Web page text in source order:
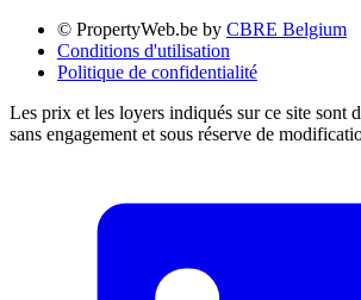
© PropertyWeb.be by CBRE Belgium
Conditions d'utilisation
Politique de confidentialité
Les prix et les loyers indiqués sur ce site sont
sans engagement et sous réserve de